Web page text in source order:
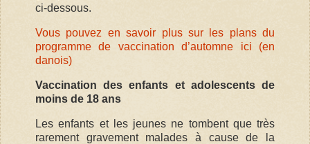
ci-dessous.
Vous pouvez en savoir plus sur les plans du
programme de vaccination d’automne ici (en
danois)
Vaccination des enfants et adolescents de
moins de 18 ans
Les enfants et les jeunes ne tombent que très
rarement gravement malades à cause de la